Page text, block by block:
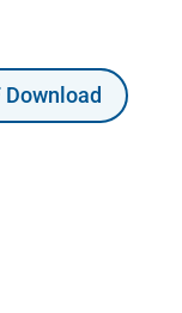
Download